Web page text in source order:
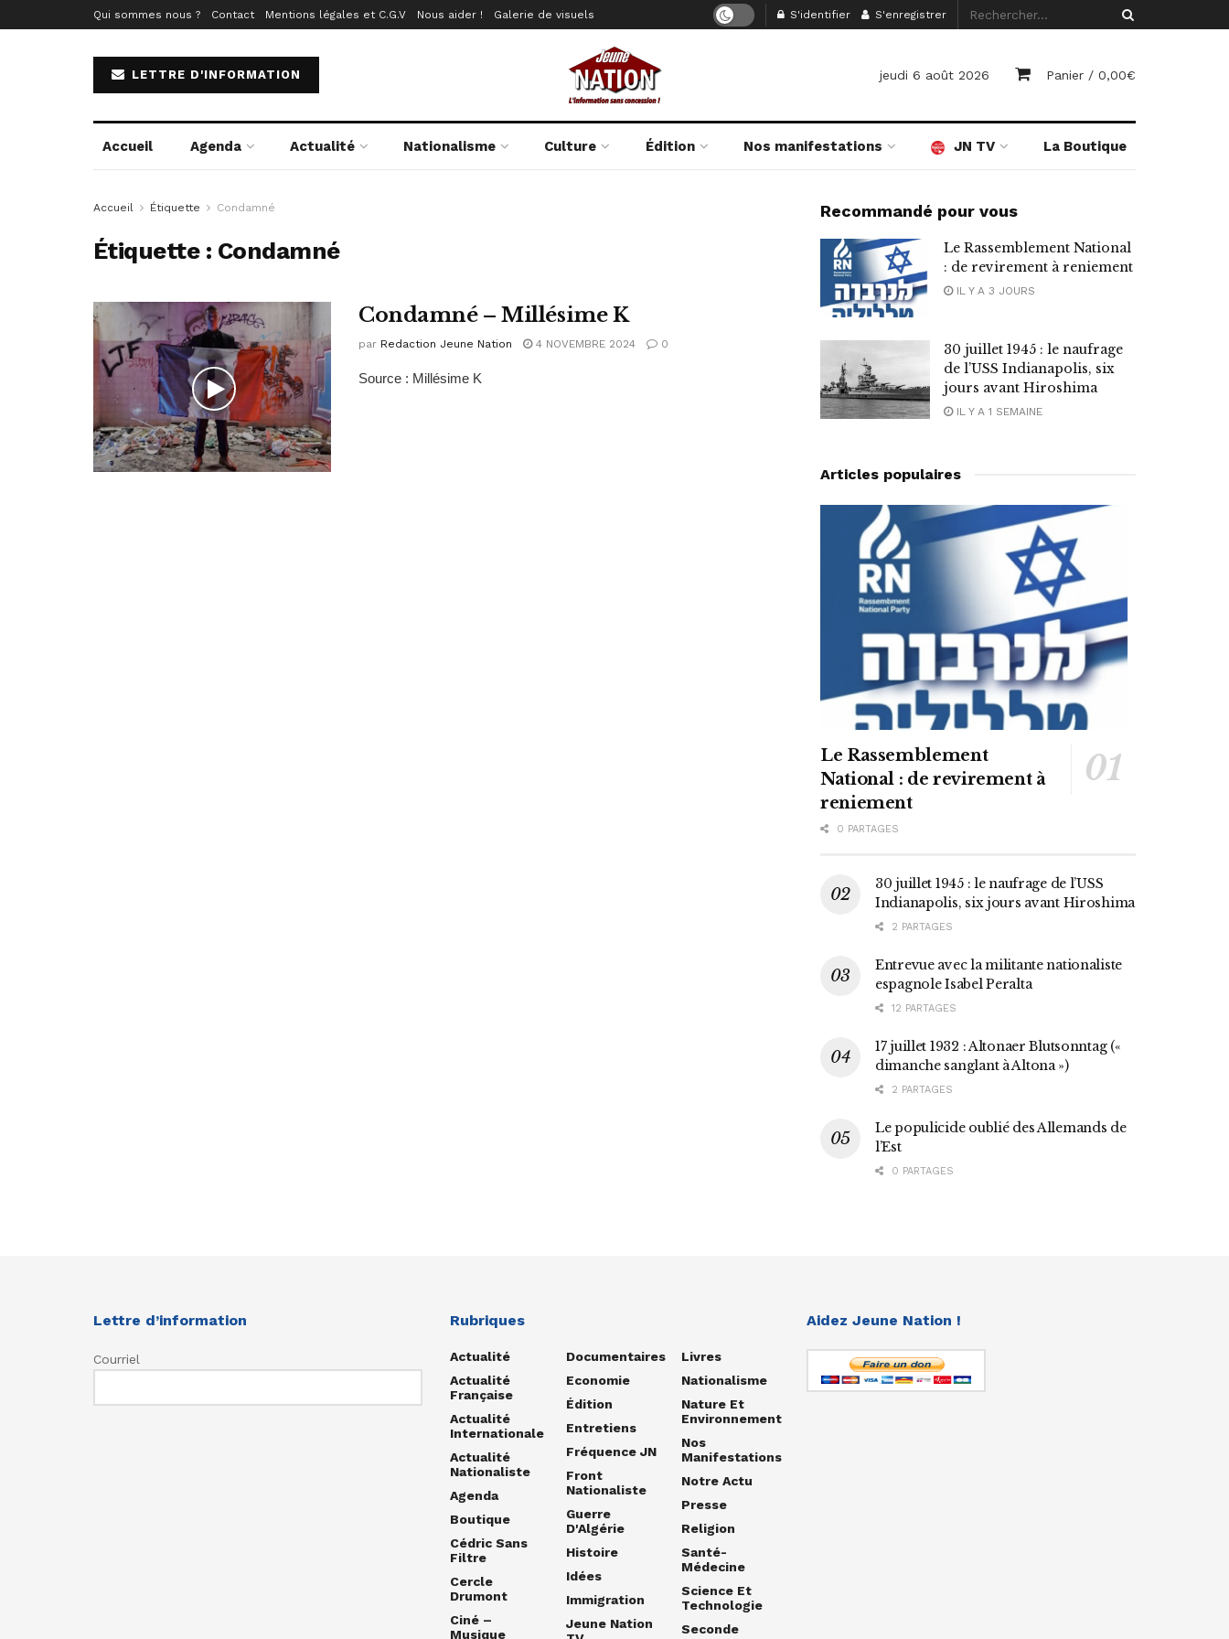
Qui sommes nous ? Contact Mentions légales et C.G.V Nous aider ! Galerie de visuels S'identifier S'enregistrer
LETTRE D'INFORMATION jeudi 6 août 2026 Panier / 0,00€
Accueil Agenda Actualité Nationalisme Culture Édition Nos manifestations JN TV La Boutique
Accueil Étiquette Condamné
Étiquette : Condamné
Condamné – Millésime K
par Redaction Jeune Nation 4 NOVEMBRE 2024 0
Source : Millésime K
Recommandé pour vous
Le Rassemblement National
: de revirement à reniement
IL Y A 3 JOURS
30 juillet 1945 : le naufrage
de l’USS Indianapolis, six
jours avant Hiroshima
IL Y A 1 SEMAINE
Articles populaires
Le Rassemblement
National : de revirement à
reniement
0 PARTAGES
30 juillet 1945 : le naufrage de l’USS
Indianapolis, six jours avant Hiroshima
2 PARTAGES
Entrevue avec la militante nationaliste
espagnole Isabel Peralta
12 PARTAGES
17 juillet 1932 : Altonaer Blutsonntag («
dimanche sanglant à Altona »)
2 PARTAGES
Le populicide oublié des Allemands de
l’Est
0 PARTAGES
Lettre d’information
Courriel
Rubriques
Actualité
Actualité
Française
Actualité
Internationale
Actualité
Nationaliste
Agenda
Boutique
Cédric Sans
Filtre
Cercle
Drumont
Ciné –
Musique
Documentaires
Economie
Édition
Entretiens
Fréquence JN
Front
Nationaliste
Guerre
D'Algérie
Histoire
Idées
Immigration
Jeune Nation
Livres
Nationalisme
Nature Et
Environnement
Nos
Manifestations
Notre Actu
Presse
Religion
Santé-
Médecine
Science Et
Technologie
Seconde
Aidez Jeune Nation !